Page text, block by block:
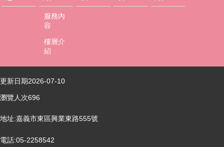
服務內
容
樓層介
紹
更新日期2026-07-10
瀏覽人次696
地址:嘉義市東區興業東路555號
電話:05-2258542